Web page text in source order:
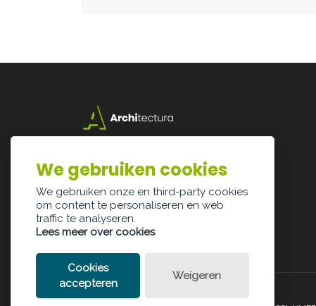
3500 Hasselt
info@architectura.be
We gebruiken cookies
We gebruiken onze en third-party cookies
om content te personaliseren en web
traffic te analyseren.
Lees meer over cookies
Cookies
accepteren
Weigeren